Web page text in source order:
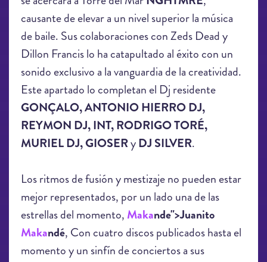
causante de elevar a un nivel superior la música
de baile. Sus colaboraciones con Zeds Dead y
Dillon Francis lo ha catapultado al éxito con un
sonido exclusivo a la vanguardia de la creatividad.
Este apartado lo completan el Dj residente
GONÇALO, ANTONIO HIERRO DJ,
REYMON DJ, INT, RODRIGO TORÉ,
MURIEL DJ, GIOSERyDJ SILVER.
Los ritmos de fusión y mestizaje no pueden estar
mejor representados, por un lado una de las
estrellas del momento, Makande">Juanito
Makandé, Con cuatro discos publicados hasta el
momento y un sinfín de conciertos a sus